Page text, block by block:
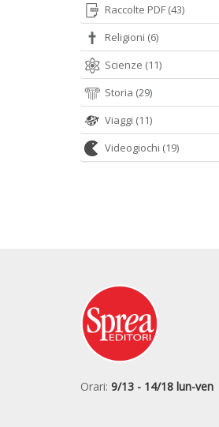
Raccolte PDF (43)
Religioni (6)
Scienze (11)
Storia (29)
Viaggi (11)
Videogiochi (19)
Orari: 9/13 - 14/18 lun-ven